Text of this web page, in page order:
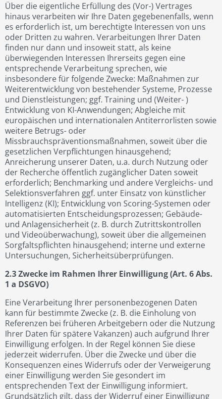
Über die eigentliche Erfüllung des (Vor-) Vertrages
hinaus verarbeiten wir Ihre Daten gegebenenfalls, wenn
es erforderlich ist, um berechtigte Interessen von uns
oder Dritten zu wahren. Verarbeitungen Ihrer Daten
finden nur dann und insoweit statt, als keine
überwiegenden Interessen Ihrerseits gegen eine
entsprechende Verarbeitung sprechen, wie
insbesondere für folgende Zwecke: Maßnahmen zur
Weiterentwicklung von bestehender Systeme, Prozesse
und Dienstleistungen; ggf. Training und (Weiter- )
Entwicklung von KI-Anwendungen; Abgleiche mit
europäischen und internationalen Antiterrorlisten sowie
weitere Betrugs- oder
Missbrauchspräventionsmaßnahmen, soweit über die
gesetzlichen Verpflichtungen hinausgehend;
Anreicherung unserer Daten, u.a. durch Nutzung oder
der Recherche öffentlich zugänglicher Daten soweit
erforderlich; Benchmarking und andere Vergleichs- und
Selektionsverfahren ggf. unter Einsatz von künstlicher
Intelligenz (KI); Entwicklung von Scoring-Systemen oder
automatisierten Entscheidungsprozessen; Gebäude-
und Anlagensicherheit (z. B. durch Zutrittskontrollen
und Videoüberwachung), soweit über die allgemeinen
Sorgfaltspflichten hinausgehend; interne und externe
Untersuchungen, Sicherheitsüberprüfungen.
2.3 Zwecke im Rahmen Ihrer Einwilligung (Art. 6 Abs.
1 a DSGVO)
Eine Verarbeitung Ihrer personenbezogenen Daten
kann für bestimmte Zwecke (z. B. die Einholung von
Referenzen bei früheren Arbeitgebern oder die Nutzung
Ihrer Daten für spätere Vakanzen) auch aufgrund Ihrer
Einwilligung erfolgen. In der Regel können Sie diese
jederzeit widerrufen. Über die Zwecke und über die
Konsequenzen eines Widerrufs oder der Verweigerung
einer Einwilligung werden Sie gesondert im
entsprechenden Text der Einwilligung informiert.
Grundsätzlich gilt, dass der Widerruf einer Einwilligung